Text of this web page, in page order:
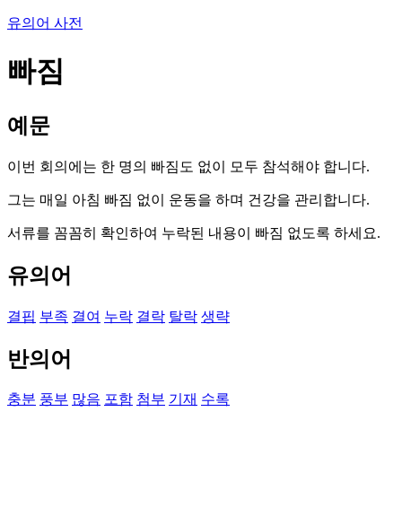
유의어 사전
빠짐
예문
이번 회의에는 한 명의 빠짐도 없이 모두 참석해야 합니다.
그는 매일 아침 빠짐 없이 운동을 하며 건강을 관리합니다.
서류를 꼼꼼히 확인하여 누락된 내용이 빠짐 없도록 하세요.
유의어
결핍 부족 결여 누락 결락 탈락 생략
반의어
충분 풍부 많음 포함 첨부 기재 수록